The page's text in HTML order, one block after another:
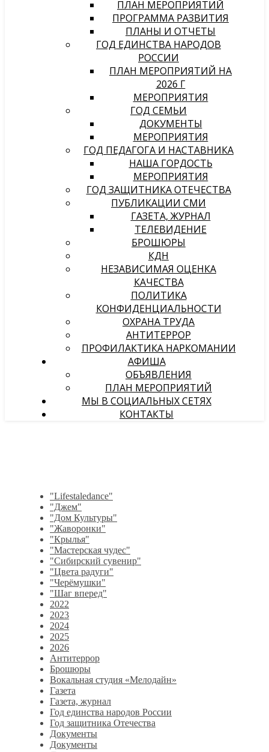
ПЛАН МЕРОПРИЯТИЙ
ПРОГРАММА РАЗВИТИЯ
ПЛАНЫ И ОТЧЕТЫ
ГОД ЕДИНСТВА НАРОДОВ
РОССИИ
ПЛАН МЕРОПРИЯТИЙ НА
2026 Г
МЕРОПРИЯТИЯ
ГОД СЕМЬИ
ДОКУМЕНТЫ
МЕРОПРИЯТИЯ
ГОД ПЕДАГОГА И НАСТАВНИКА
НАША ГОРДОСТЬ
МЕРОПРИЯТИЯ
ГОД ЗАЩИТНИКА ОТЕЧЕСТВА
ПУБЛИКАЦИИ СМИ
ГАЗЕТА, ЖУРНАЛ
ТЕЛЕВИДЕНИЕ
БРОШЮРЫ
КДН
НЕЗАВИСИМАЯ ОЦЕНКА
КАЧЕСТВА
ПОЛИТИКА
КОНФИДЕНЦИАЛЬНОСТИ
ОХРАНА ТРУДА
АНТИТЕРРОР
ПРОФИЛАКТИКА НАРКОМАНИИ
АФИША
ОБЪЯВЛЕНИЯ
ПЛАН МЕРОПРИЯТИЙ
МЫ В СОЦИАЛЬНЫХ СЕТЯХ
КОНТАКТЫ
"Lifestaledance"
"Джем"
"Дом Культуры"
"Жаворонки"
"Крылья"
"Мастерская чудес"
"Сибирский сувенир"
"Цвета радуги"
"Черёмушки"
"Шаг вперед"
2022
2023
2024
2025
2026
Антитеррор
Брошюры
Вокальная студия «Мелодайн»
Газета
Газета, журнал
Год единства народов России
Год защитника Отечества
Документы
Документы